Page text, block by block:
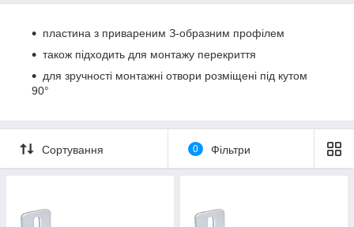
пластина з привареним З-образним профілем
також підходить для монтажу перекриття
для зручності монтажні отвори розміщені під кутом
90°
Сортування 0 Фільтри